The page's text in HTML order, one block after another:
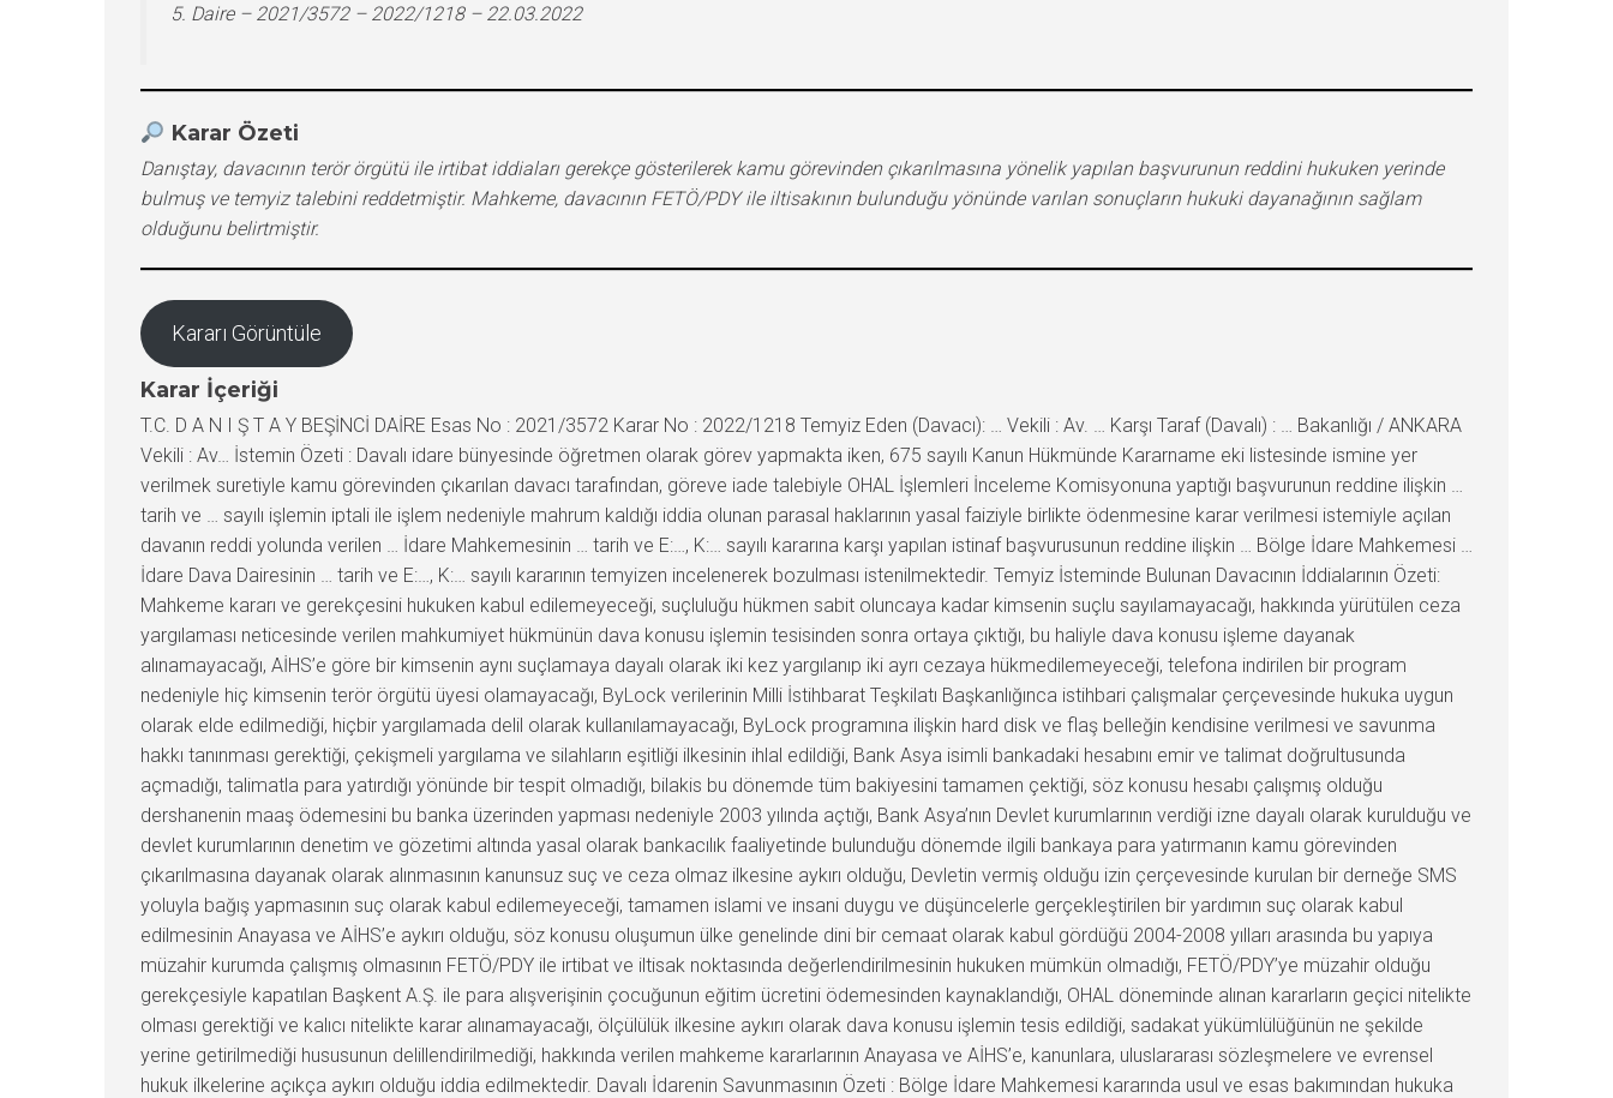
5. Daire – 2021/3572 – 2022/1218 – 22.03.2022
Karar Özeti
Danıştay, davacının terör örgütü ile irtibat iddiaları gerekçe gösterilerek kamu görevinden çıkarılmasına yönelik yapılan başvurunun reddini hukuken yerinde
bulmuş ve temyiz talebini reddetmiştir. Mahkeme, davacının FETÖ/PDY ile iltisakının bulunduğu yönünde varılan sonuçların hukuki dayanağının sağlam
olduğunu belirtmiştir.
Kararı Görüntüle
Karar İçeriği
T.C. D A N I Ş T A Y BEŞİNCİ DAİRE Esas No : 2021/3572 Karar No : 2022/1218 Temyiz Eden (Davacı): … Vekili : Av. … Karşı Taraf (Davalı) : … Bakanlığı / ANKARA
Vekili : Av… İstemin Özeti : Davalı idare bünyesinde öğretmen olarak görev yapmakta iken, 675 sayılı Kanun Hükmünde Kararname eki listesinde ismine yer
verilmek suretiyle kamu görevinden çıkarılan davacı tarafından, göreve iade talebiyle OHAL İşlemleri İnceleme Komisyonuna yaptığı başvurunun reddine ilişkin …
tarih ve … sayılı işlemin iptali ile işlem nedeniyle mahrum kaldığı iddia olunan parasal haklarının yasal faiziyle birlikte ödenmesine karar verilmesi istemiyle açılan
davanın reddi yolunda verilen … İdare Mahkemesinin … tarih ve E:…, K:… sayılı kararına karşı yapılan istinaf başvurusunun reddine ilişkin … Bölge İdare Mahkemesi …
İdare Dava Dairesinin … tarih ve E:…, K:… sayılı kararının temyizen incelenerek bozulması istenilmektedir. Temyiz İsteminde Bulunan Davacının İddialarının Özeti:
Mahkeme kararı ve gerekçesini hukuken kabul edilemeyeceği, suçluluğu hükmen sabit oluncaya kadar kimsenin suçlu sayılamayacağı, hakkında yürütülen ceza
yargılaması neticesinde verilen mahkumiyet hükmünün dava konusu işlemin tesisinden sonra ortaya çıktığı, bu haliyle dava konusu işleme dayanak
alınamayacağı, AİHS’e göre bir kimsenin aynı suçlamaya dayalı olarak iki kez yargılanıp iki ayrı cezaya hükmedilemeyeceği, telefona indirilen bir program
nedeniyle hiç kimsenin terör örgütü üyesi olamayacağı, ByLock verilerinin Milli İstihbarat Teşkilatı Başkanlığınca istihbari çalışmalar çerçevesinde hukuka uygun
olarak elde edilmediği, hiçbir yargılamada delil olarak kullanılamayacağı, ByLock programına ilişkin hard disk ve flaş belleğin kendisine verilmesi ve savunma
hakkı tanınması gerektiği, çekişmeli yargılama ve silahların eşitliği ilkesinin ihlal edildiği, Bank Asya isimli bankadaki hesabını emir ve talimat doğrultusunda
açmadığı, talimatla para yatırdığı yönünde bir tespit olmadığı, bilakis bu dönemde tüm bakiyesini tamamen çektiği, söz konusu hesabı çalışmış olduğu
dershanenin maaş ödemesini bu banka üzerinden yapması nedeniyle 2003 yılında açtığı, Bank Asya’nın Devlet kurumlarının verdiği izne dayalı olarak kurulduğu ve
devlet kurumlarının denetim ve gözetimi altında yasal olarak bankacılık faaliyetinde bulunduğu dönemde ilgili bankaya para yatırmanın kamu görevinden
çıkarılmasına dayanak olarak alınmasının kanunsuz suç ve ceza olmaz ilkesine aykırı olduğu, Devletin vermiş olduğu izin çerçevesinde kurulan bir derneğe SMS
yoluyla bağış yapmasının suç olarak kabul edilemeyeceği, tamamen islami ve insani duygu ve düşüncelerle gerçekleştirilen bir yardımın suç olarak kabul
edilmesinin Anayasa ve AİHS’e aykırı olduğu, söz konusu oluşumun ülke genelinde dini bir cemaat olarak kabul gördüğü 2004-2008 yılları arasında bu yapıya
müzahir kurumda çalışmış olmasının FETÖ/PDY ile irtibat ve iltisak noktasında değerlendirilmesinin hukuken mümkün olmadığı, FETÖ/PDY’ye müzahir olduğu
gerekçesiyle kapatılan Başkent A.Ş. ile para alışverişinin çocuğunun eğitim ücretini ödemesinden kaynaklandığı, OHAL döneminde alınan kararların geçici nitelikte
olması gerektiği ve kalıcı nitelikte karar alınamayacağı, ölçülülük ilkesine aykırı olarak dava konusu işlemin tesis edildiği, sadakat yükümlülüğünün ne şekilde
yerine getirilmediği hususunun delillendirilmediği, hakkında verilen mahkeme kararlarının Anayasa ve AİHS’e, kanunlara, uluslararası sözleşmelere ve evrensel
hukuk ilkelerine açıkça aykırı olduğu iddia edilmektedir. Davalı İdarenin Savunmasının Özeti : Bölge İdare Mahkemesi kararında usul ve esas bakımından hukuka